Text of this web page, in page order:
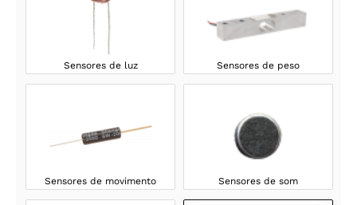
Sensores de luz Sensores de peso
Sensores de movimento Sensores de som